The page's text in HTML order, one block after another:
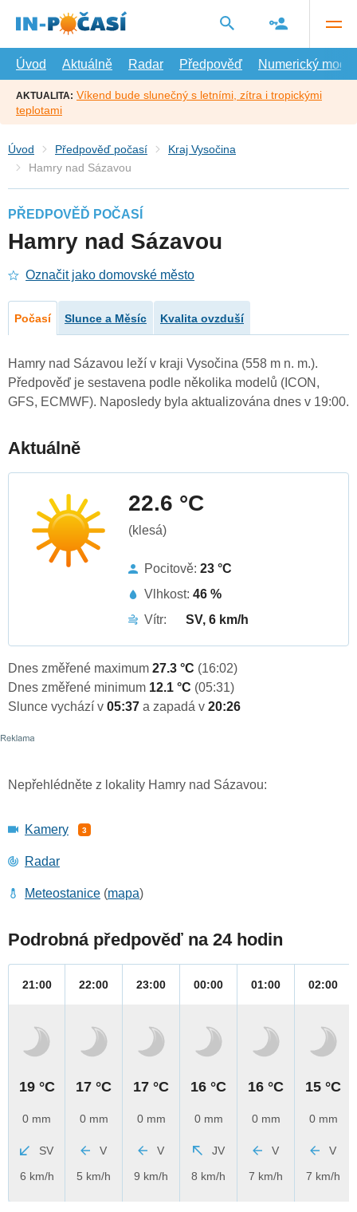
hlavní
Úvod
Aktuálně Radar Předpověď Numerický model
AKTUALITA: Víkend bude slunečný s letními, zítra i tropickými
teplotami
Úvod Předpověď počasí
Kraj Vysočina
Hamry nad Sázavou
PŘEDPOVĚĎ POČASÍ
Hamry nad Sázavou
Označit jako domovské město
Počasí Slunce a Měsíc Kvalita ovzduší
Hamry nad Sázavou leží v kraji Vysočina (558 m n. m.).
Předpověď je sestavena podle několika modelů (ICON,
GFS, ECMWF). Naposledy byla aktualizována dnes v 19:00.
Aktuálně
22.6 °C
(klesá)
Pocitově: 23 °C
Vlhkost: 46 %
Vítr:
SV, 6 km/h
Dnes změřené maximum 27.3 °C (16:02)
Dnes změřené minimum 12.1 °C (05:31)
Slunce vychází v 05:37 a zapadá v 20:26
Nepřehlédněte z lokality Hamry nad Sázavou:
Kamery 3
Radar
Meteostanice (mapa)
Podrobná předpověď na 24 hodin
21:00
19 °C
0 mm
SV
6 km/h
22:00
17 °C
0 mm
V
5 km/h
23:00
17 °C
0 mm
V
9 km/h
00:00
16 °C
0 mm
JV
8 km/h
01:00
16 °C
0 mm
V
7 km/h
02:00
15 °C
0 mm
V
7 km/h